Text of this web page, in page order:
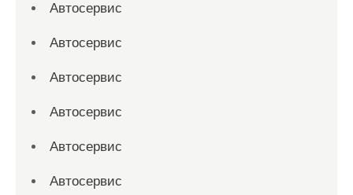
Автосервис
Автосервис
Автосервис
Автосервис
Автосервис
Автосервис